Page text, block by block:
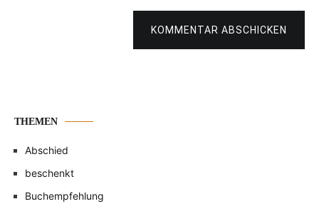
KOMMENTAR ABSCHICKEN
THEMEN
Abschied
beschenkt
Buchempfehlung